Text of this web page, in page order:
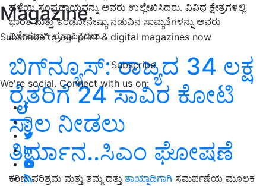
Magazine
Subscribe to our print & digital magazines now
Subscribe
We're social. Connect with us on:
ಹಳೆಯ ಸಂಪ್ರದಾಯವನ್ನು ಅವರು ಉಲ್ಲೇಖಿಸಿದರು. ವಿವಿಧ ಕ್ಷೇತ್ರಗಳಲ್ಲಿ
ಭಾರತ ಮತ್ತು ಇಂಡೋನೇಷ್ಯಾ ನಡುವಿನ ಸಾಮ್ಯತೆಗಳನ್ನು ಅವರು
ವಿಶೇಷವಾಗಿ ಪ್ರಸ್ತಾಪಿಸಿದರು.
ಬಿಗ್‌ನ್ಯೂಸ್‌: ರಾಜ್ಯದ 34 ಲಕ್ಷ
ರೈತರಿಗೆ 24 ಸಾವಿರ ಕೋಟಿ
ಸಾಲ ನೀಡಲು
ತಿರ್ಮಾನ..ಸಿಎಂ ಘೋಷಣೆ
ಕಠಿಣ ಪರಿಶ್ರಮ ಮತ್ತು ತಮ್ಮ ದತ್ತು ತಾಯ್ನಾಡಿಗಾಗಿ ಸಮರ್ಪಣೆಯ ಮೂಲಕ